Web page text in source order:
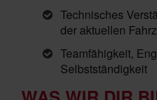
Technisches
der aktuellen
Teamfähigkeit,
Selbstständigkeit